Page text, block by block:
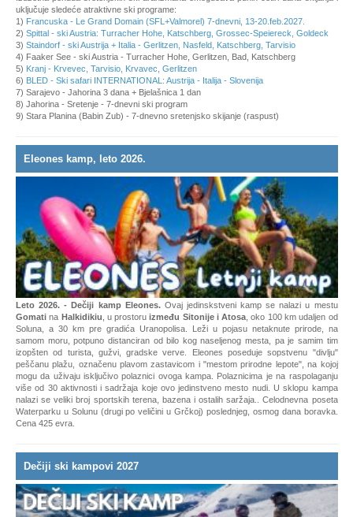
1)Francuska - Le Grand Domain (SFL+Valmorel) 7-dnevni, 13-20.feb.2027.
2) Spittal - ski Austria: Turracher Hohe, Katschberg, Grossec-Speiereck, Goldeck
3) Staindorf - ski Austrija + Italia - Gerlitzen, Nasfeld, Katschberg, Tarvisio
4) Faaker See - ski Austria - Turracher Hohe, Gerlitzen, Bad, Katschberg
5) Kranj - Krvevec, Tarvisio, Krvavec, Gerlitzen
6) BLED - Ski safari INTERNATIONAL: Austrija - Italija - Slovenija
7) Sarajevo - Jahorina 3 dana + Bjelašnica 1 dan
8) Jahorina - Sretenje - 7-dnevni ski program
9) Stara Planina (Babin Zub) - 7-dnevno sretenjsko skijanje (raspust)
Eleones kamp, leto 2026.
Leto 2026. - Dečiji kamp Eleones.Ovaj jedinskstveni kamp se nalazi u mestu
Gomatina Halkidikiu, u prostoruizmeđu Sitonije i Atosa, oko 100 km udaljen od
Soluna, a 30 km pre gradića Uranopolisa. Leži u pojasu netaknute prirode, na
samom moru, potpuno distanciran od bilo kog naseljenog mesta, pa je samim tim
izopšten od turista, gužvi, gradske verve. Eleones poseduje sopstvenu "divlju"
peščanu plažu, označenu plavom zastavicom i "mestom prirodne lepote", na kojoj
mogu da uživaju isključivo polaznici ovoga kampa. Polaznicima je na raspolaganju
više od 30 aktivnosti i sadržaja koje ovo jedinstveno mesto nudi. U sklopu kampa
nalazi se veliki broj sportskih terena, bazena i ostalih saržaja.. Celodnevna poseta
Waterparku u Solunu (drugi po veličini u Grčkoj) poslednjeg, osmog dana boravka.
Cena 425 evra.
Dečiji ski kampovi 2027